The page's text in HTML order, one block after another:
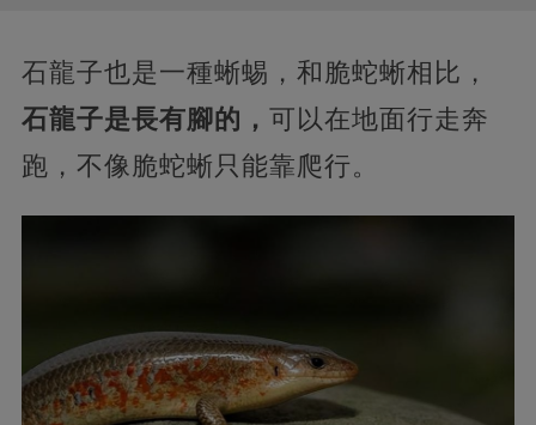
石龍子也是一種蜥蜴，和脆蛇蜥相比，
石龍子是長有腳的， 可以在地面行走奔
跑，不像脆蛇蜥只能靠爬行。